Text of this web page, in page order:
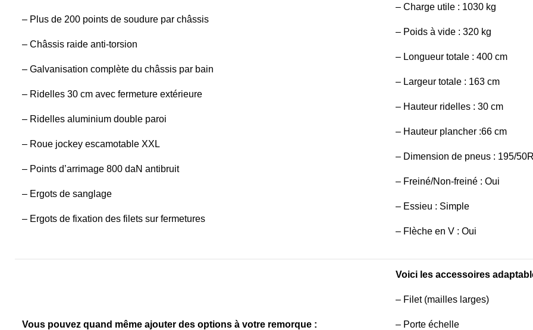
– Plus de 200 points de soudure par châssis
– Châssis raide anti-torsion
– Galvanisation complète du châssis par bain
– Ridelles 30 cm avec fermeture extérieure
– Ridelles aluminium double paroi
– Roue jockey escamotable XXL
– Points d’arrimage 800 daN antibruit
– Ergots de sanglage
– Ergots de fixation des filets sur fermetures
– Charge utile : 1030 kg
– Poids à vide : 320 kg
– Longueur totale : 400 cm
– Largeur totale : 163 cm
– Hauteur ridelles : 30 cm
– Hauteur plancher :66 cm
– Dimension de pneus : 195/
– Freiné/Non-freiné : Oui
– Essieu : Simple
– Flèche en V : Oui
Vous pouvez quand même ajouter des options à votre remorque :
Voici les accessoires
– Filet (mailles larges)
– Porte échelle